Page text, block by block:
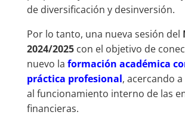
de diversificación y desinversión.
Por lo tanto, una nueva sesión del
2024/2025con el objetivo de
nuevo la formación académica
práctica profesional, acercando
al funcionamiento interno de las
financieras.